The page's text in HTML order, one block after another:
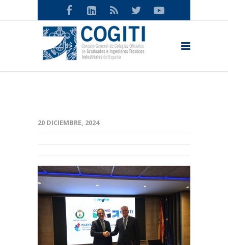
20 DICIEMBRE, 2024